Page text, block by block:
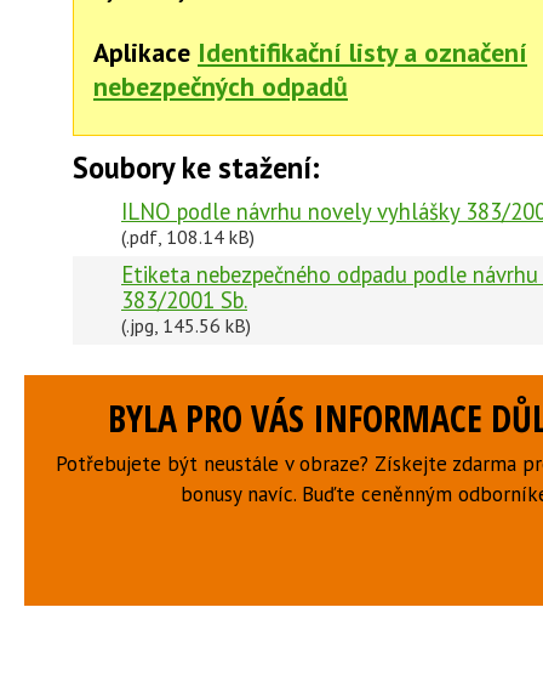
Aplikace Identifikační listy a označení
nebezpečných odpadů
Soubory ke stažení:
ILNO podle návrhu novely vyhlášky 383/
(.pdf, 108.14 kB)
Etiketa nebezpečného odpadu podle
383/2001 Sb.
(.jpg, 145.56 kB)
BYLA PRO VÁS INFORMACE
Potřebujete být neustále v obraze? Získejte zdarma
bonusy navíc. Buďte ceněnným